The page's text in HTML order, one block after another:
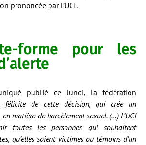
prononcée par l’UCI.
forme pour les
publié ce lundi, la fédération
félicite de cette décision, qui crée un
matière de harcèlement sexuel. (…) L’UCI
toutes les personnes qui souhaitent
qu’elles soient victimes ou témoins d’un